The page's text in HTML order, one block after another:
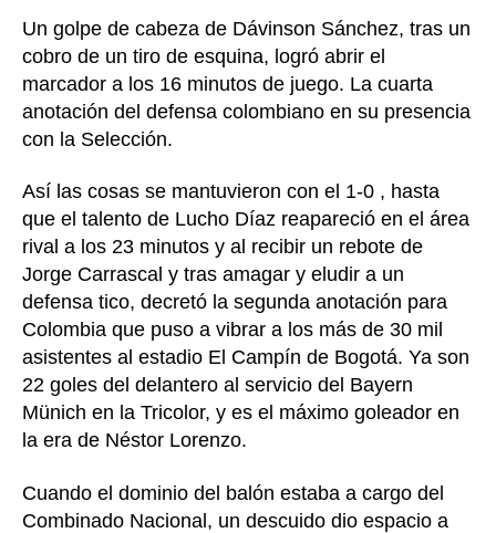
Un golpe de cabeza de Dávinson Sánchez, tras un
cobro de un tiro de esquina, logró abrir el
marcador a los 16 minutos de juego. La cuarta
anotación del defensa colombiano en su presencia
con la Selección.
Así las cosas se mantuvieron con el 1-0 , hasta
que el talento de Lucho Díaz reapareció en el área
rival a los 23 minutos y al recibir un rebote de
Jorge Carrascal y tras amagar y eludir a un
defensa tico, decretó la segunda anotación para
Colombia que puso a vibrar a los más de 30 mil
asistentes al estadio El Campín de Bogotá. Ya son
22 goles del delantero al servicio del Bayern
Münich en la Tricolor, y es el máximo goleador en
la era de Néstor Lorenzo.
Cuando el dominio del balón estaba a cargo del
Combinado Nacional, un descuido dio espacio a